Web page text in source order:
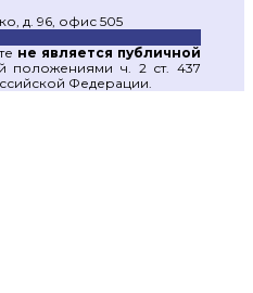
д. 96, офис 505
не является публичной
положениями ч. 2 ст. 437
Федерации.